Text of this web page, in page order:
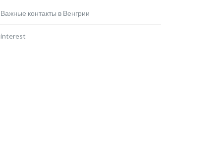
Важные контакты в Венгрии
interest